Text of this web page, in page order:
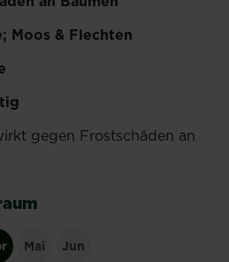
Moos & Flechten
gegen Frostschäden an
Mai Jun